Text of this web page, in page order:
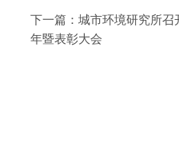
下一篇： 城市环境研究所召
年暨表彰大会